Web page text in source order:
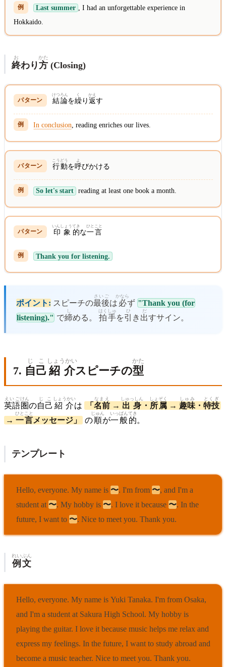
Last summer , I had an unforgettable experience in
Hokkaido.
終
お
わり方
かた
(Closing)
結論
けつろん
を繰
く
り返
かえ
す
In conclusion, reading enriches our lives.
行動
こうどう
を呼
よ
びかける
So let's start reading at least one book a month.
印象
いんしょう
的
てき
な一言
ひとこと
Thank you for listening.
ポイント: スピーチの最後
さいご
は 必
かなら
ず "Thank you (for
listening)." で締
し
める。 拍
はく
手
しゅ
を引
ひ
き 出
だ
すサイン。
7. 自己
じこ
紹介
しょうかい
スピーチの型
かた
英語
えいご
圏
けん
の自己
じこ
紹介
しょうかい
は 「 名前
なまえ
→ 出身
しゅっしん
・ 所属
しょぞく
→ 趣味
しゅみ
・ 特技
とくぎ
→ 一言
ひとこと
メッセージ」 の順
じゅん
が一般
いっぱん
的
てき
。
テンプレート
Hello, everyone. My name is 〜. I'm from 〜, and I'm a
student at 〜. My hobby is 〜. I love it because 〜. In the
future, I want to 〜. Nice to meet you. Thank you.
例文
れいぶん
Hello, everyone. My name is Yuki Tanaka. I'm from Osaka,
and I'm a student at Sakura High School. My hobby is
playing the guitar. I love it because music helps me relax and
express my feelings. In the future, I want to study abroad and
become a music teacher. Nice to meet you. Thank you.